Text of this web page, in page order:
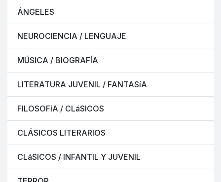
ÁNGELES
NEUROCIENCIA / LENGUAJE
MÚSICA / BIOGRAFÍA
LITERATURA JUVENIL / FANTASíA
FILOSOFíA / CLáSICOS
CLÁSICOS LITERARIOS
CLáSICOS / INFANTIL Y JUVENIL